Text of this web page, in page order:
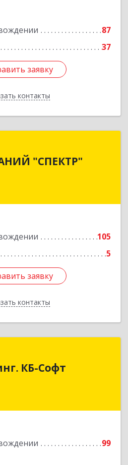
87
37
заявку
контакты
заявку
Назад
"СПЕКТР"
105
5
заявку
контакты
ул, дом № 89, оф.210
Подробнее
заявку
Назад
КБ-Софт
99
обл, г.о Богородский,
ул, Здание № 41В,